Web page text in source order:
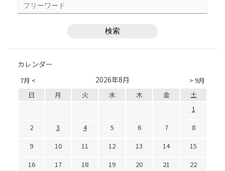
カレンダー
7月 < > 9月
2026年8月
日 月 火 水 木 金
土
1
2
3 4 5 6 7
8
9
10 11 12 13 14
15
16
17 18 19 20 21
22